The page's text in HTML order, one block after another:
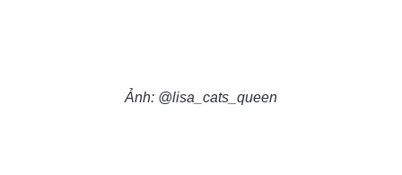
Ảnh: @lisa_cats_queen